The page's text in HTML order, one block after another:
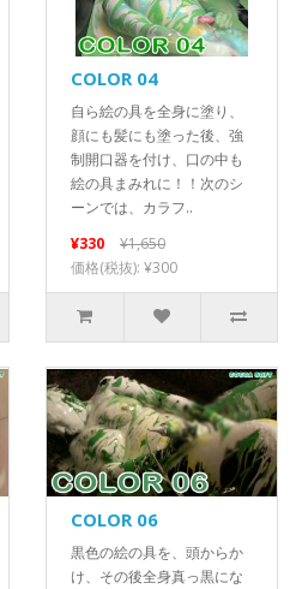
COLOR 04
自ら絵の具を全身に塗り、
顔にも髪にも塗った後、強
制開口器を付け、口の中も
絵の具まみれに！！次のシ
ーンでは、カラフ..
¥330
¥1,650
価格(税抜): ¥300
COLOR 06
黒色の絵の具を、頭からか
け、その後全身真っ黒にな